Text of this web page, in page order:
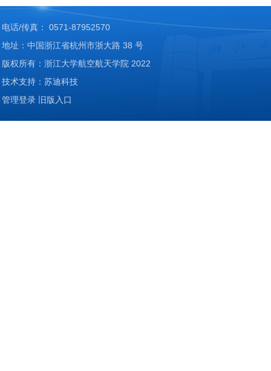
电话/传真： 0571-87952570
地址：中国浙江省杭州市浙大路 38 号
版权所有：浙江大学航空航天学院 2022
技术支持：苏迪科技
管理登录 旧版入口